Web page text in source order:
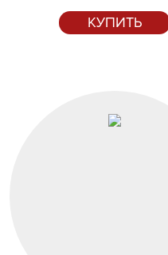
КУПИТЬ